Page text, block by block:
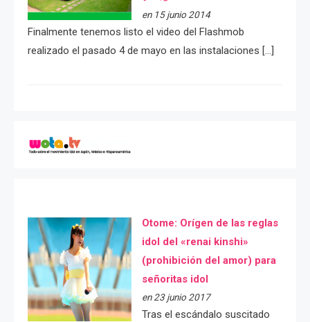
en 15 junio 2014
Finalmente tenemos listo el video del Flashmob
realizado el pasado 4 de mayo en las instalaciones […]
Otome: Orígen de las reglas
idol del «renai kinshi»
(prohibición del amor) para
señoritas idol
en 23 junio 2017
Tras el escándalo suscitado